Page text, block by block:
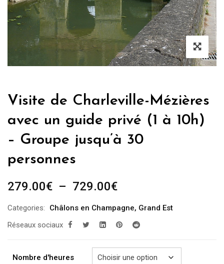
Visite de Charleville-Mézières
avec un guide privé (1 à 10h)
– Groupe jusqu’à 30
personnes
279.00€ – 729.00€Plage
prix :
279.00€
729.00€
Categories: Châlons en Champagne, Grand Est
Réseaux sociaux
Nombre d'heures